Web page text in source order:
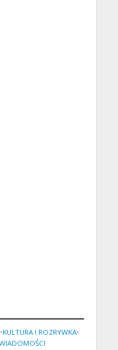
•KULTURA I ROZRYWKA•